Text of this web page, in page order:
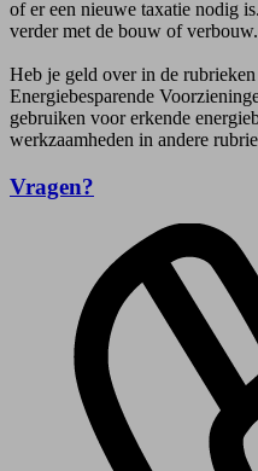
of er een nieuwe taxatie nodig
verder met de bouw of
Heb je geld over in de
Energiebesparende
gebruiken voor erkende
werkzaamheden in andere
Vragen?